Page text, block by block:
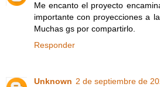
Me encanto el proyecto
importante con proyecciones a
Muchas gs por compartirlo.
Responder
Unknown 2 de septiembre de